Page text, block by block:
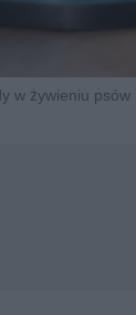
w żywieniu